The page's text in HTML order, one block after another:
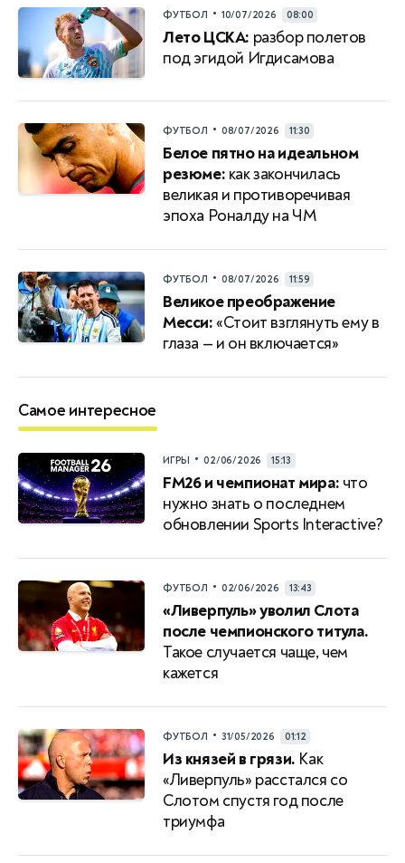
ФУТБОЛ • 10/07/2026 08:00
Лето ЦСКА: разбор полетов
под эгидой Игдисамова
ФУТБОЛ • 08/07/2026 11:30
Белое пятно на идеальном
резюме: как закончилась
великая и противоречивая
эпоха Роналду на ЧМ
ФУТБОЛ • 08/07/2026 11:59
Великое преображение
Месси:«Стоит взглянуть ему в
глаза — и он включается»
Самое интересное
ИГРЫ • 02/06/2026 15:13
FM26 и чемпионат мира: что
нужно знать о последнем
обновлении Sports Interactive?
ФУТБОЛ • 02/06/2026 13:43
«Ливерпуль» уволил Слота
после чемпионского титула.
Такое случается чаще, чем
кажется
ФУТБОЛ • 31/05/2026 01:12
Из князей в грязи. Как
«Ливерпуль» расстался со
Слотом спустя год после
триумфа